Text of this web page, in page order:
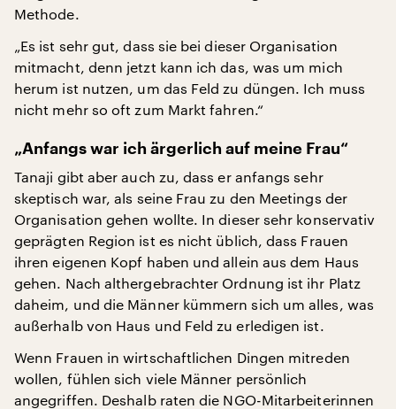
Methode.
„Es ist sehr gut, dass sie bei dieser Organisation
mitmacht, denn jetzt kann ich das, was um mich
herum ist nutzen, um das Feld zu düngen. Ich muss
nicht mehr so oft zum Markt fahren.“
„Anfangs war ich ärgerlich auf meine Frau“
Tanaji gibt aber auch zu, dass er anfangs sehr
skeptisch war, als seine Frau zu den Meetings der
Organisation gehen wollte. In dieser sehr konservativ
geprägten Region ist es nicht üblich, dass Frauen
ihren eigenen Kopf haben und allein aus dem Haus
gehen. Nach althergebrachter Ordnung ist ihr Platz
daheim, und die Männer kümmern sich um alles, was
außerhalb von Haus und Feld zu erledigen ist.
Wenn Frauen in wirtschaftlichen Dingen mitreden
wollen, fühlen sich viele Männer persönlich
angegriffen. Deshalb raten die NGO-Mitarbeiterinnen